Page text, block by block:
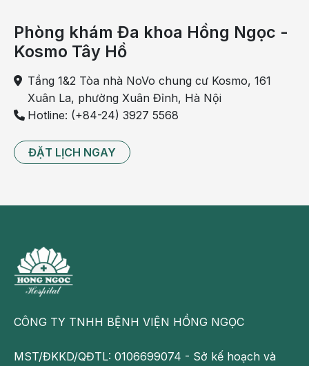
Phòng khám Đa khoa Hồng Ngọc -
Kosmo Tây Hồ
Tầng 1&2 Tòa nhà NoVo chung cư Kosmo, 161
Xuân La, phường Xuân Đỉnh, Hà Nội
Hotline: (+84-24) 3927 5568
ĐẶT LỊCH NGAY
CÔNG TY TNHH BỆNH VIỆN HỒNG NGỌC
MST/ĐKKD/QĐTL: 0106699074 - Sở kế hoạch và